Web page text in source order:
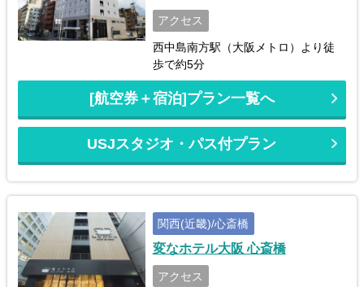
アクセス
西中島南方駅（大阪メトロ）より徒
歩で約5分
[航空券＋宿泊]プラン一覧へ
USJスタジオ・パス付プラン
関西(近畿)/心斎橋
変なホテル大阪 心斎橋
アクセス